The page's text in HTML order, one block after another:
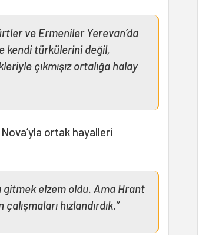
ve Ermeniler Yerevan’da
kendi türkülerini değil,
çıkmışız ortalığa halay
Nova’yla ortak hayalleri
gitmek elzem oldu. Ama Hrant
hızlandırdık.”